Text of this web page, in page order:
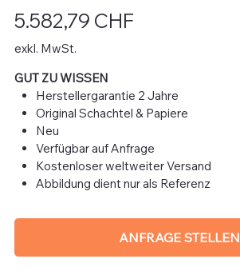
5.582,79 CHF
exkl. MwSt.
GUT ZU WISSEN
Herstellergarantie 2 Jahre
Original Schachtel & Papiere
Neu
Verfügbar auf Anfrage
Kostenloser weltweiter Versand
Abbildung dient nur als Referenz
ANFRAGE STELLEN